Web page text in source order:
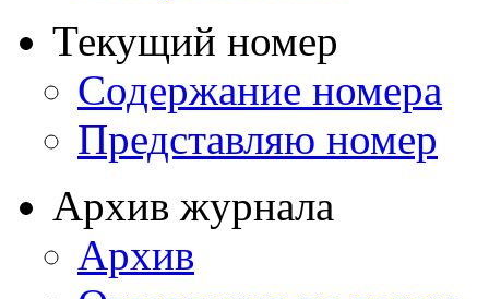
Текущий номер
Содержание номера
Представляю номер
Архив журнала
Архив